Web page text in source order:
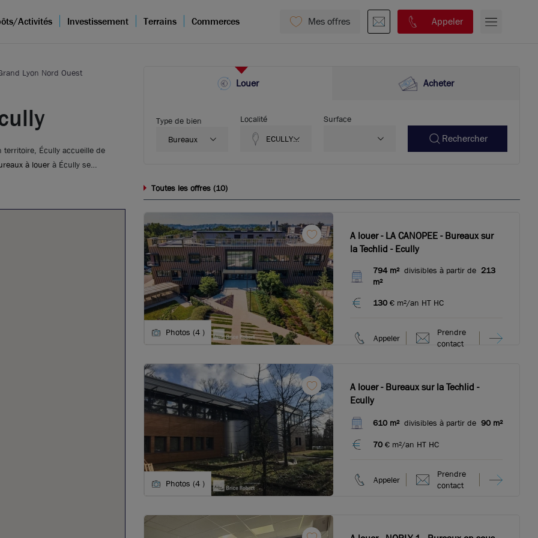
Activités Investissement Terrains Commerces Mes offres Appeler
Lyon Nord Ouest
Écully accueille de
à louer à Écully se
Louer Acheter
Type de bien
Bureaux
Localité
ECULLY
Surface
Rechercher
Toutes les offres (10)
Photos (4 )
A louer - LA CANOPEE - Bureaux sur
la Techlid - Ecully
794 m²divisibles à partir de 213
m²
130 € m²/an HT HC
Appeler
Prendre
contact
Photos (4 )
A louer - Bureaux sur la Techlid -
Ecully
610 m²divisibles à partir de 90 m²
70 € m²/an HT HC
Appeler
Prendre
contact